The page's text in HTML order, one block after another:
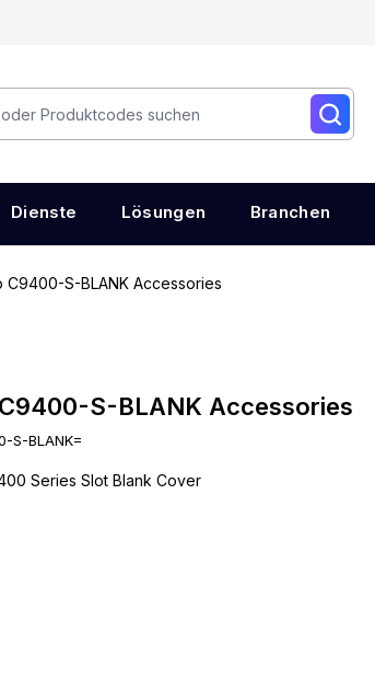
Dienste Lösungen Branchen
C9400-S-BLANK Accessories
S-BLANK Accessories
S-BLANK=
Series Slot Blank Cover